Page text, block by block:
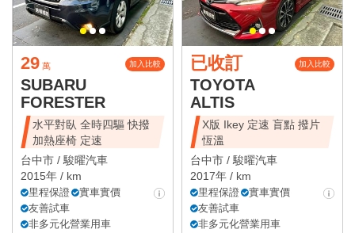
29 萬 加入比較
SUBARU
FORESTER
水平對臥 全時四驅 快撥
加熱座椅 定速
台中市 /駿曜汽車
2015年 / km
里程保證
實車實價
友善試車
非多元化營業用車
已收訂 加入比較
TOYOTA
ALTIS
X版 Ikey 定速 盲點 撥片
恆溫
台中市 /駿曜汽車
2017年 / km
里程保證
實車實價
友善試車
非多元化營業用車